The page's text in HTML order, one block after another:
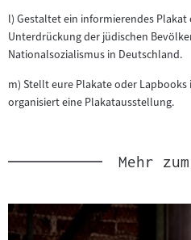
neuen
Tab)
Inhalt:
im
neuen
Tab)
l) Gestaltet ein informierendes
Unterdrückung der jüdischen
Nationalsozialismus in Deutschland.
m) Stellt eure Plakate oder
organisiert eine Plakatausstellung.
Mehr